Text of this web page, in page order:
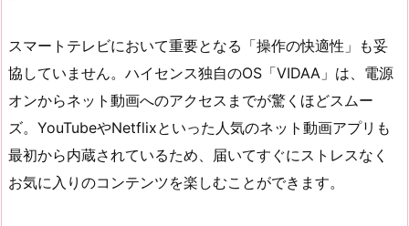
スマートテレビにおいて重要となる「操作の快適性」も妥
協していません。ハイセンス独自のOS「VIDAA」は、電源
オンからネット動画へのアクセスまでが驚くほどスムー
ズ。YouTubeやNetflixといった人気のネット動画アプリも
最初から内蔵されているため、届いてすぐにストレスなく
お気に入りのコンテンツを楽しむことができます。